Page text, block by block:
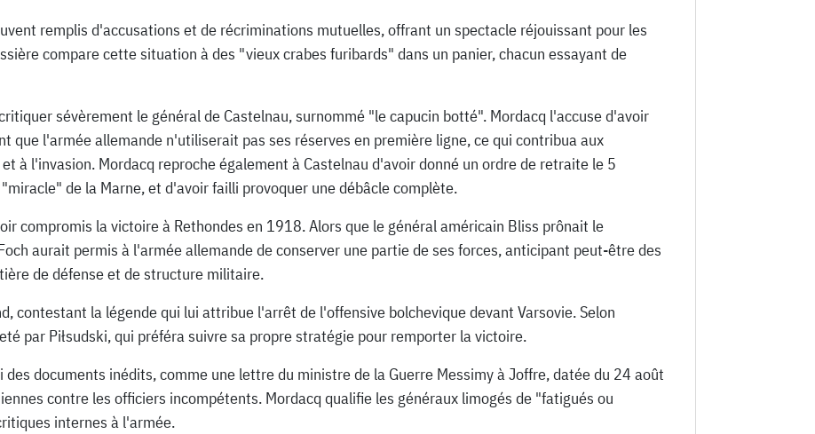
remplis d'accusations et de récriminations mutuelles, offrant un spectacle réjouissant pour les
compare cette situation à des "vieux crabes furibards" dans un panier, chacun essayant de
sévèrement le général de Castelnau, surnommé "le capucin botté". Mordacq l'accuse d'avoir
que l'armée allemande n'utiliserait pas ses réserves en première ligne, ce qui contribua aux
à l'invasion. Mordacq reproche également à Castelnau d'avoir donné un ordre de retraite le 5
de la Marne, et d'avoir failli provoquer une débâcle complète.
compromis la victoire à Rethondes en 1918. Alors que le général américain Bliss prônait le
aurait permis à l'armée allemande de conserver une partie de ses forces, anticipant peut-être des
de défense et de structure militaire.
contestant la légende qui lui attribue l'arrêt de l'offensive bolchevique devant Varsovie. Selon
par Piłsudski, qui préféra suivre sa propre stratégie pour remporter la victoire.
des documents inédits, comme une lettre du ministre de la Guerre Messimy à Joffre, datée du 24 août
contre les officiers incompétents. Mordacq qualifie les généraux limogés de "fatigués ou
internes à l'armée.